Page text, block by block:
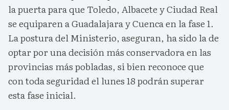
la puerta para que Toledo, Albacete y Ciudad Real
se equiparen a Guadalajara y Cuenca en la fase 1.
La postura del Ministerio, aseguran, ha sido la de
optar por una decisión más conservadora en las
provincias más pobladas, si bien reconoce que
con toda seguridad el lunes 18 podrán superar
esta fase inicial.